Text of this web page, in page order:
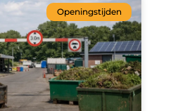
Openingstijden